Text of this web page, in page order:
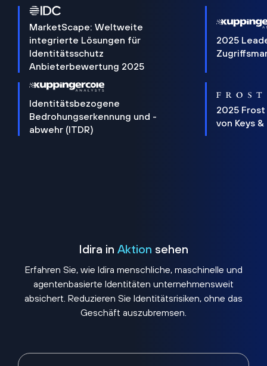
MarketScape: Weltweite
integrierte Lösungen für
Identitätsschutz
Anbieterbewertung 2025
2025
Identitätsbezogene
Bedrohungserkennung und -
abwehr (ITDR)
2025 Frost
von Keys
Idira in Aktion sehen
Erfahren Sie, wie Idira menschliche, maschinelle und
agentenbasierte Identitäten unternehmensweit
absichert. Reduzieren Sie Identitätsrisiken, ohne das
Geschäft auszubremsen.